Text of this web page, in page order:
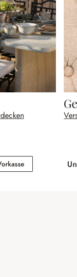
Vorkasse